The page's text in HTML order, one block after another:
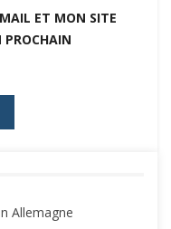
ET MON SITE
PROCHAIN
Allemagne